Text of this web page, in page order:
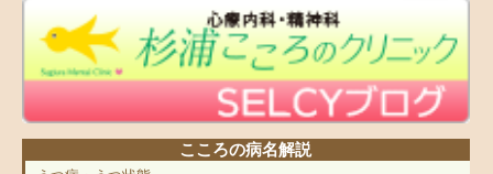
こころの病名解説